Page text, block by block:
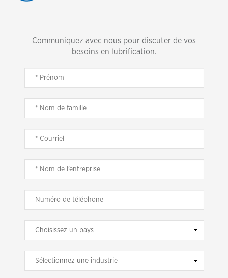
Communiquez avec nous pour discuter de vos
besoins en lubrification.